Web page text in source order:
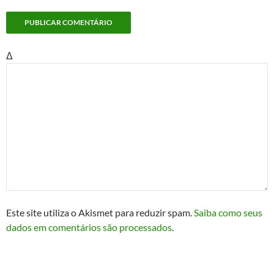
Δ
Este site utiliza o Akismet para reduzir spam. Saiba como seus
dados em comentários são processados